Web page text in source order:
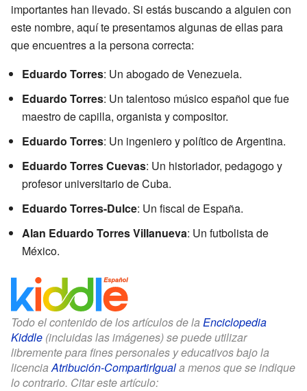
importantes han llevado. Si estás buscando a alguien con
este nombre, aquí te presentamos algunas de ellas para
que encuentres a la persona correcta:
Eduardo Torres: Un abogado de Venezuela.
Eduardo Torres: Un talentoso músico español que fue
maestro de capilla, organista y compositor.
Eduardo Torres: Un ingeniero y político de Argentina.
Eduardo Torres Cuevas: Un historiador, pedagogo y
profesor universitario de Cuba.
Eduardo Torres-Dulce: Un fiscal de España.
Alan Eduardo Torres Villanueva: Un futbolista de
México.
Todo el contenido de los artículos de la Enciclopedia
Kiddle (incluidas las imágenes) se puede utilizar
libremente para fines personales y educativos bajo la
licenciaAtribución-CompartirIguala menos que se indique
lo contrario. Citar este artículo: